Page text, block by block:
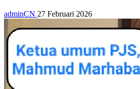
adminCN 27 Februari 2026